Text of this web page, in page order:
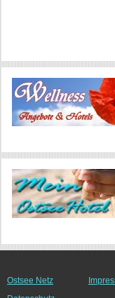
Ostsee Netz